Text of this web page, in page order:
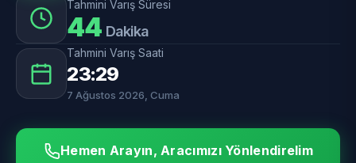
Tahmini Varış Süresi
44 Dakika
Tahmini Varış Saati
23:29
7 Ağustos 2026, Cuma
Hemen Arayın, Aracımızı Yönlendirelim